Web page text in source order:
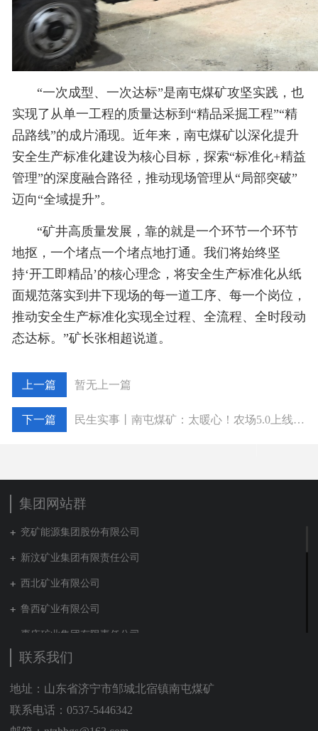
“一次成型、一次达标”是南屯煤矿攻坚实践，也
实现了从单一工程的质量达标到“精品采掘工程”“精
品路线”的成片涌现。近年来，南屯煤矿以深化提升
安全生产标准化建设为核心目标，探索“标准化+精益
管理”的深度融合路径，推动现场管理从“局部突破”
迈向“全域提升”。
“矿井高质量发展，靠的就是一个环节一个环节
地抠，一个堵点一个堵点地打通。我们将始终坚
持‘开工即精品’的核心理念，将安全生产标准化从纸
面规范落实到井下现场的每一道工序、每一个岗位 ，
推动安全生产标准化实现全过程、全流程、全时段动
态达标。”矿长张相超说道。
暂无上一篇
民生实事丨南屯煤矿：太暖心！农场5.0上线 自种食材直达职工餐桌
集团网站群
兖矿能源集团股份有限公司
新汶矿业集团有限责任公司
西北矿业有限公司
鲁西矿业有限公司
枣庄矿业集团有限责任公司
兖矿新疆能化有限公司
山东泰山地勘集团
新能源集团有限公司
联系我们
地址：山东省济宁市邹城北宿镇南屯煤矿
联系电话：0537-5446342